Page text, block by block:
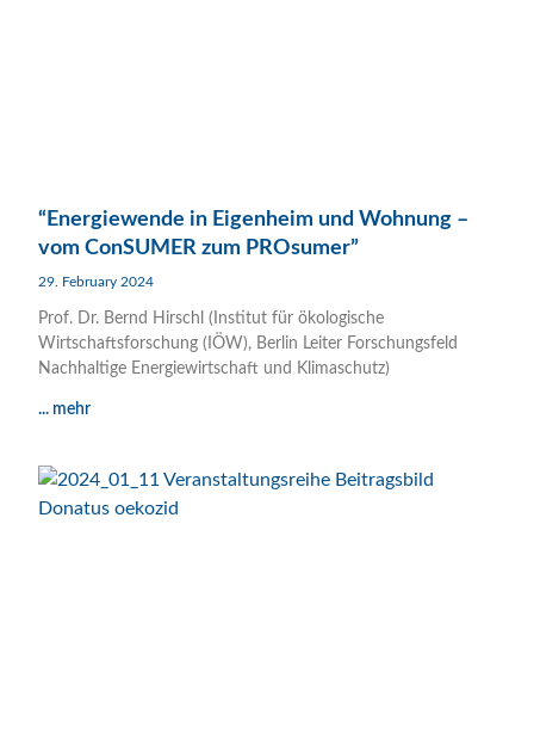
“Energiewende in Eigenheim und Wohnung –
vom ConSUMER zum PROsumer”
29. February 2024
Prof. Dr. Bernd Hirschl (Institut für ökologische
Wirtschaftsforschung (IÖW), Berlin Leiter Forschungsfeld
Nachhaltige Energiewirtschaft und Klimaschutz)
... mehr